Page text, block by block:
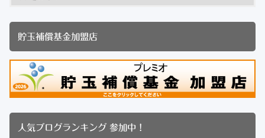
貯玉補償基金加盟店
人気ブログランキング 参加中！